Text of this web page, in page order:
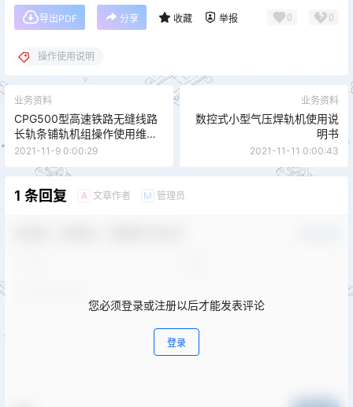
导出PDF 分享 收藏 举报 0 0
操作使用说明
业务资料
CPG500型高速铁路无缝线路
长轨条铺轨机组操作使用维护
说明书
2021-11-9 0:00:29
业务资料
数控式小型气压焊轨机使用说
明书
2021-11-11 0:00:43
1 条回复 A 文章作者 M 管理员
您必须登录或注册以后才能发表评论
登录